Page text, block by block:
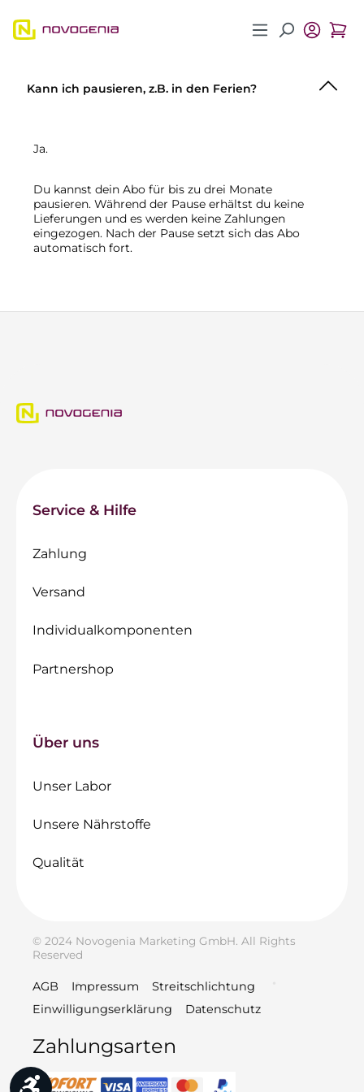
Zum Hauptinhalt springen
Kann ich pausieren, z.B. in den Ferien?
Ja.
Du kannst dein Abo für bis zu drei Monate
pausieren. Während der Pause erhältst du keine
Lieferungen und es werden keine Zahlungen
eingezogen. Nach der Pause setzt sich das Abo
automatisch fort.
Service & Hilfe
Zahlung
Versand
Individualkomponenten
Partnershop
Über uns
Unser Labor
Unsere Nährstoffe
Qualität
© 2024 Novogenia Marketing GmbH. All Rights
Reserved
AGB Impressum
Streitschlichtung
Einwilligungserklärung
Datenschutz
Zahlungsarten
Werkzeugleiste anzeigen